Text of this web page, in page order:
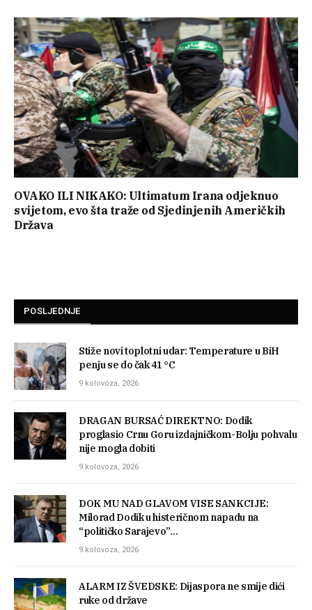
OVAKO ILI NIKAKO: Ultimatum Irana odjeknuo
svijetom, evo šta traže od Sjedinjenih Američkih
Država
POSLJEDNJE
Stiže novi toplotni udar: Temperature u BiH
penju se do čak 41 °C
9 kolovoza, 2026
DRAGAN BURSAĆ DIREKTNO: Dodik
proglasio Crnu Goru izdajničkom-Bolju pohvalu
nije mogla dobiti
9 kolovoza, 2026
DOK MU NAD GLAVOM VISE SANKCIJE:
Milorad Dodik u histeričnom napadu na
“političko Sarajevo”…
9 kolovoza, 2026
ALARM IZ ŠVEDSKE: Dijaspora ne smije dići
ruke od države